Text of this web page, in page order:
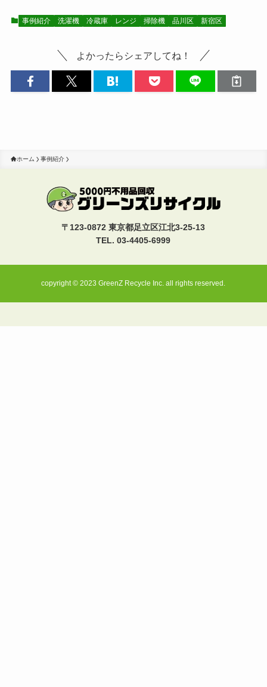
事例紹介 洗濯機 冷蔵庫 レンジ 掃除機 品川区 新宿区
よかったらシェアしてね！
ホーム 事例紹介
〒123-0872 東京都足立区江北3-25-13
TEL. 03-4405-6999
copyright © 2023 GreenZ Recycle Inc. all rights reserved.